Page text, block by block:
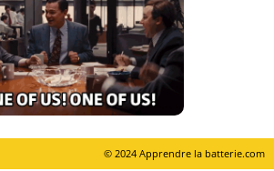
© 2024 Apprendre la batterie.com